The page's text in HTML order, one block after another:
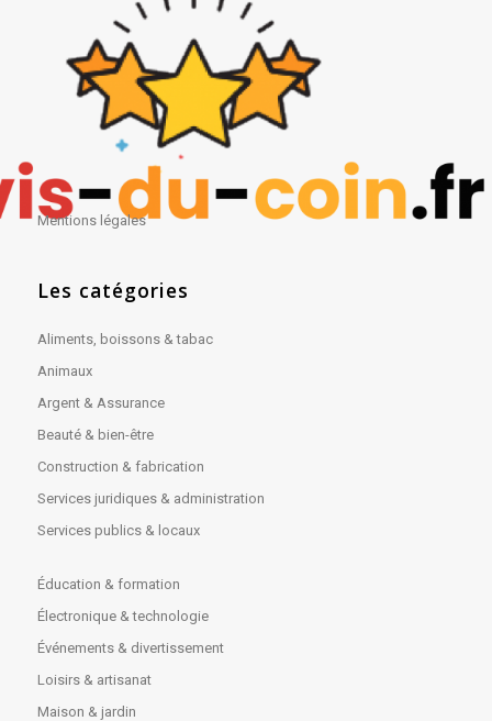
Mentions légales
Les catégories
Aliments, boissons & tabac
Animaux
Argent & Assurance
Beauté & bien-être
Construction & fabrication
Services juridiques & administration
Services publics & locaux
Éducation & formation
Électronique & technologie
Événements & divertissement
Loisirs & artisanat
Maison & jardin